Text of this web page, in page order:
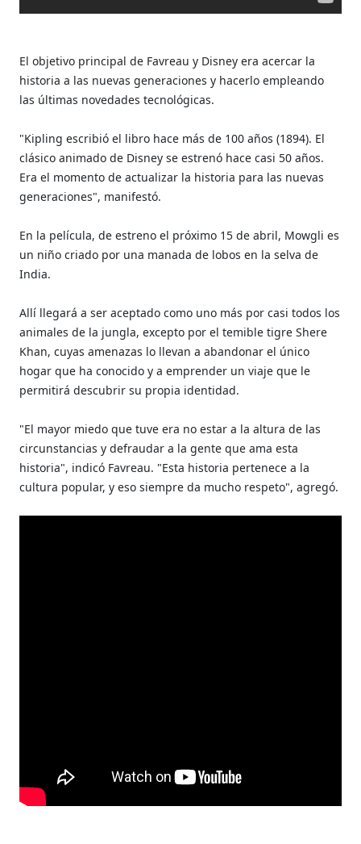
El objetivo principal de Favreau y Disney era acercar la
historia a las nuevas generaciones y hacerlo empleando
las últimas novedades tecnológicas.
"Kipling escribió el libro hace más de 100 años (1894). El
clásico animado de Disney se estrenó hace casi 50 años.
Era el momento de actualizar la historia para las nuevas
generaciones", manifestó.
En la película, de estreno el próximo 15 de abril, Mowgli es
un niño criado por una manada de lobos en la selva de
India.
Allí llegará a ser aceptado como uno más por casi todos los
animales de la jungla, excepto por el temible tigre Shere
Khan, cuyas amenazas lo llevan a abandonar el único
hogar que ha conocido y a emprender un viaje que le
permitirá descubrir su propia identidad.
"El mayor miedo que tuve era no estar a la altura de las
circunstancias y defraudar a la gente que ama esta
historia", indicó Favreau. "Esta historia pertenece a la
cultura popular, y eso siempre da mucho respeto", agregó.